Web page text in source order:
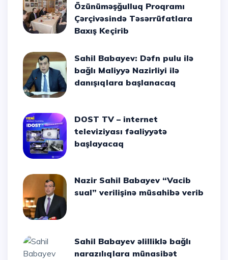
Özünüməşğulluq Proqramı
Çərçivəsində Təsərrüfatlara
Baxış Keçirib
Sahil Babayev: Dəfn pulu ilə
bağlı Maliyyə Nazirliyi ilə
danışıqlara başlanacaq
DOST TV – internet
televiziyası fəaliyyətə
başlayacaq
Nazir Sahil Babayev “Vacib
sual” verilişinə müsahibə verib
Sahil Babayev əlilliklə bağlı
narazılıqlara münasibət